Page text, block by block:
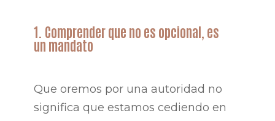
1. Comprender que no es opcional, es
un mandato
Que oremos por una autoridad no
significa que estamos cediendo en